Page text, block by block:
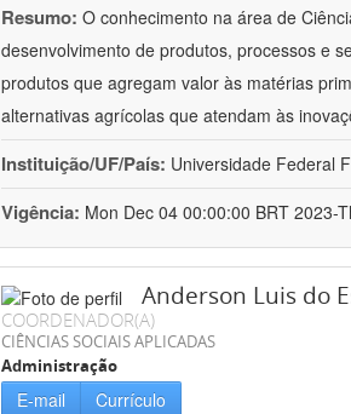
Resumo: O conhecimento na área de
desenvolvimento de produtos, processos e
produtos que agregam valor às matérias
alternativas agrícolas que atendam às
Instituição/UF/País: Universidade Federal
Vigência: Mon Dec 04 00:00:00 BRT 2023-
Anderson Luis do
COORDENADOR(A)
CIÊNCIAS SOCIAIS APLICADAS
Administração
E-mail Currículo